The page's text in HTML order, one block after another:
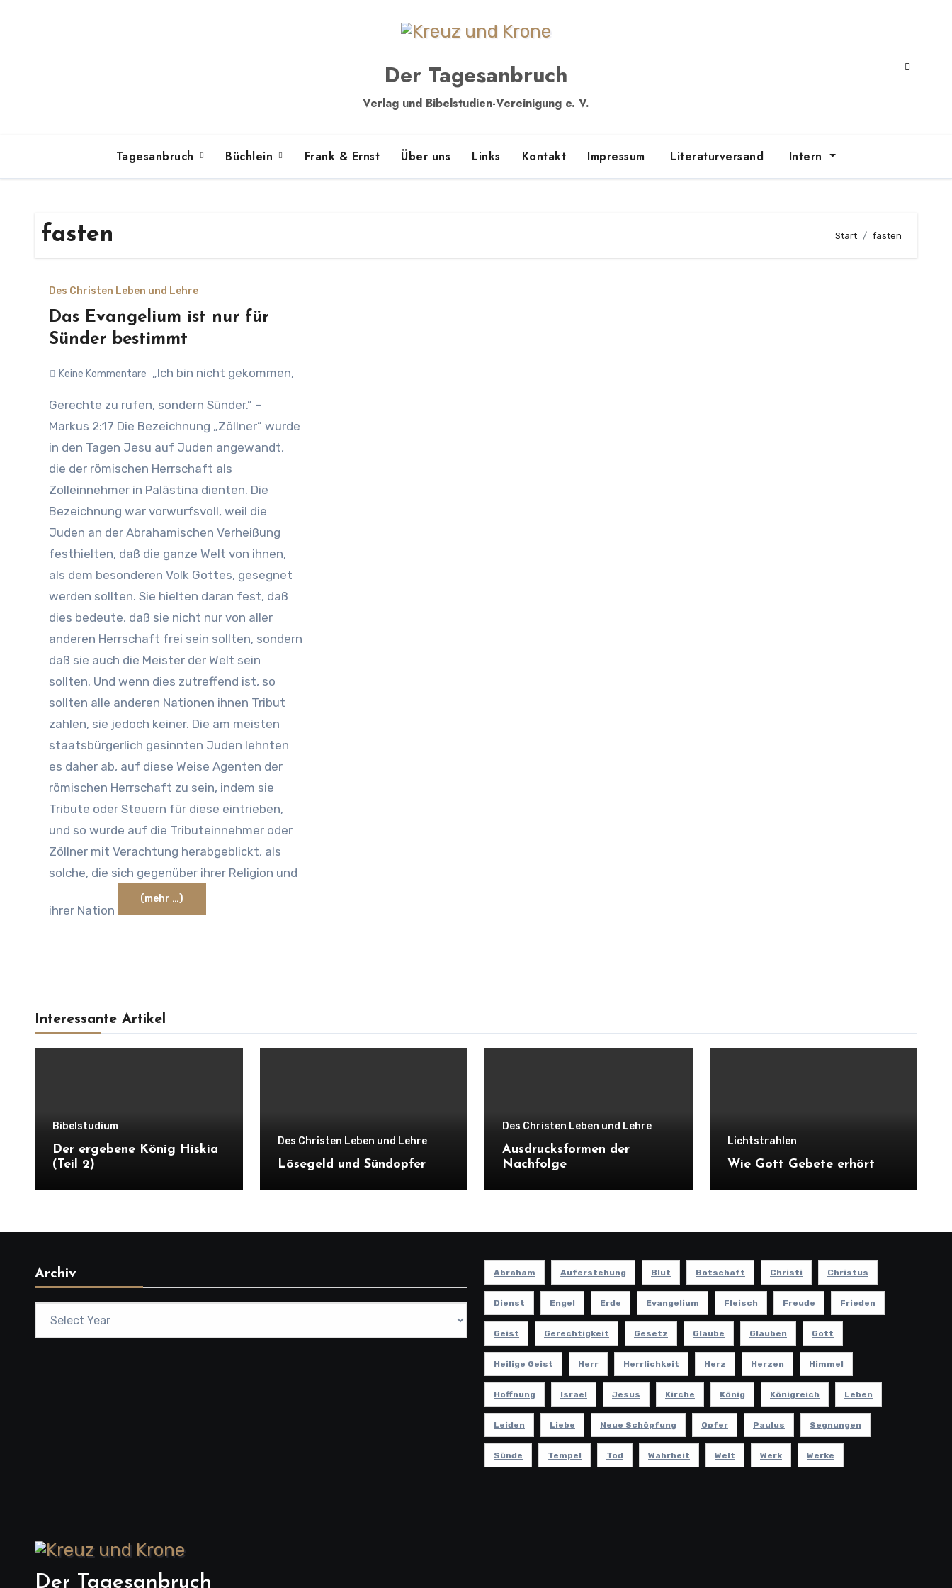
Der Tagesanbruch
Verlag und Bibelstudien-Vereinigung e. V.
Tagesanbruch Büchlein Frank & Ernst Über uns Links Kontakt Impressum Literaturversand Intern
fasten Start fasten
Des Christen Leben und Lehre
Das Evangelium ist nur für
Sünder bestimmt
Keine Kommentare „Ich bin nicht gekommen,
Gerechte zu rufen, sondern Sünder.” –
Markus 2:17 Die Bezeichnung „Zöllner” wurde
in den Tagen Jesu auf Juden angewandt,
die der römischen Herrschaft als
Zolleinnehmer in Palästina dienten. Die
Bezeichnung war vorwurfsvoll, weil die
Juden an der Abrahamischen Verheißung
festhielten, daß die ganze Welt von ihnen,
als dem besonderen Volk Gottes, gesegnet
werden sollten. Sie hielten daran fest, daß
dies bedeute, daß sie nicht nur von aller
anderen Herrschaft frei sein sollten, sondern
daß sie auch die Meister der Welt sein
sollten. Und wenn dies zutreffend ist, so
sollten alle anderen Nationen ihnen Tribut
zahlen, sie jedoch keiner. Die am meisten
staatsbürgerlich gesinnten Juden lehnten
es daher ab, auf diese Weise Agenten der
römischen Herrschaft zu sein, indem sie
Tribute oder Steuern für diese eintrieben,
und so wurde auf die Tributeinnehmer oder
Zöllner mit Verachtung herabgeblickt, als
solche, die sich gegenüber ihrer Religion und
ihrer Nation
(mehr …)
Interessante Artikel
Bibelstudium
Der ergebene König Hiskia
(Teil 2)
Des Christen Leben und Lehre
Lösegeld und Sündopfer
Des Christen Leben und Lehre
Ausdrucksformen der
Nachfolge
Lichtstrahlen
Wie Gott Gebete erhört
Archiv Abraham Auferstehung Blut Botschaft Christi Christus
Dienst Engel Erde Evangelium Fleisch Freude Frieden
Geist Gerechtigkeit Gesetz Glaube Glauben Gott
Heilige Geist Herr Herrlichkeit Herz Herzen Himmel
Hoffnung Israel Jesus Kirche König Königreich Leben
Leiden Liebe Neue Schöpfung Opfer Paulus Segnungen
Sünde Tempel Tod Wahrheit Welt Werk Werke
Der Tagesanbruch